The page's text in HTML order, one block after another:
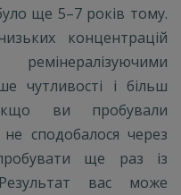
ще 5–7 років тому.
концентрацій
чутливості і більш
ви пробували
сподобалося через
ще раз із
вас може